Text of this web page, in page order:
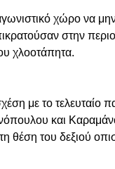
χώρο να μην
στην
χλοοτάπητα.
με το τελευταίο
και
θέση του δεξιού